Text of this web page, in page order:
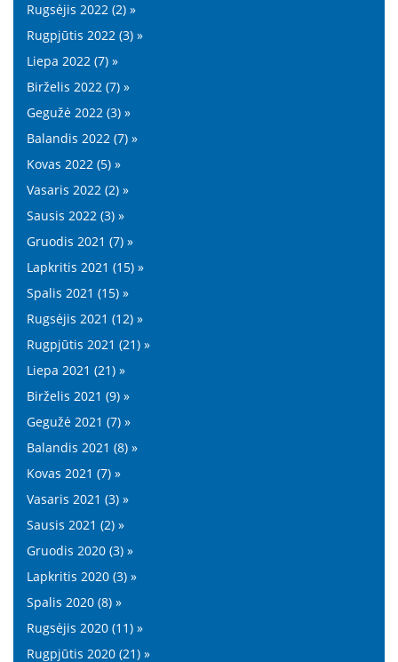
Rugsėjis 2022 (2) »
Rugpjūtis 2022 (3) »
Liepa 2022 (7) »
Birželis 2022 (7) »
Gegužė 2022 (3) »
Balandis 2022 (7) »
Kovas 2022 (5) »
Vasaris 2022 (2) »
Sausis 2022 (3) »
Gruodis 2021 (7) »
Lapkritis 2021 (15) »
Spalis 2021 (15) »
Rugsėjis 2021 (12) »
Rugpjūtis 2021 (21) »
Liepa 2021 (21) »
Birželis 2021 (9) »
Gegužė 2021 (7) »
Balandis 2021 (8) »
Kovas 2021 (7) »
Vasaris 2021 (3) »
Sausis 2021 (2) »
Gruodis 2020 (3) »
Lapkritis 2020 (3) »
Spalis 2020 (8) »
Rugsėjis 2020 (11) »
Rugpjūtis 2020 (21) »